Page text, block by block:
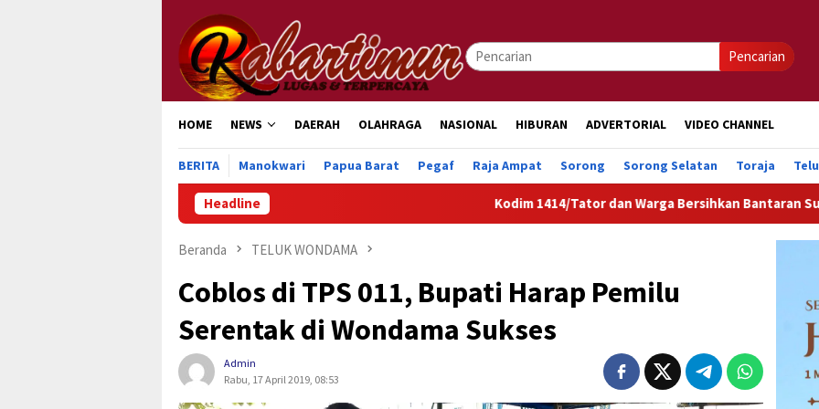
konten
Pencarian
HOME NEWS DAERAH OLAHRAGA NASIONAL HIBURAN ADVERTORIAL VIDEO CHANNEL
BERITA Manokwari Papua Barat Pegaf Raja Ampat Sorong Sorong Selatan Toraja
Headline Kodim 1414/Tator dan Warga Bersihkan Bantaran Sungai Sa’dan,
Beranda TELUK WONDAMA
Coblos di TPS 011, Bupati Harap Pemilu
Serentak di Wondama Sukses
Admin
Rabu, 17 April 2019, 08:53